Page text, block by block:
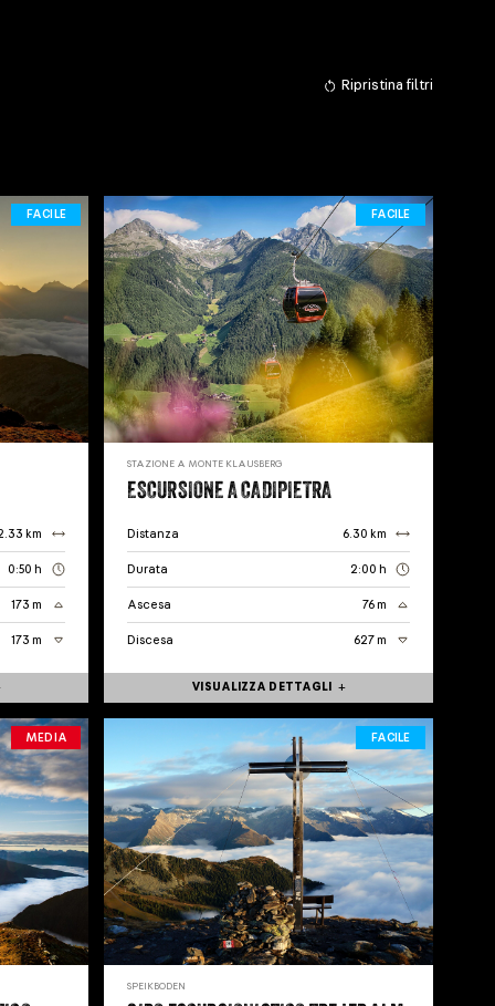
Ripristina filtri
FACILE
km
0:50 h
173 m
173 m
FACILE
STAZIONE A MONTE KLAUSBERG
ESCURSIONE A CADIPIETRA
Distanza 6.30 km
Durata 2:00 h
Ascesa 76 m
Discesa 627 m
VISUALIZZA DETTAGLI
MEDIA FACILE
SPEIKBODEN